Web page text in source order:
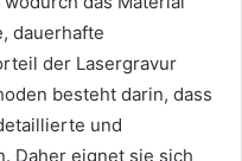
dauerhafte
der Lasergravur
besteht darin, dass
und
Daher eignet sie sich